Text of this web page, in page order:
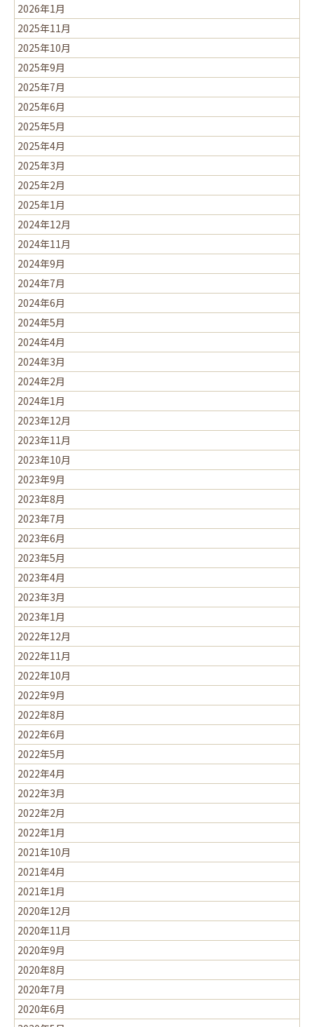
2026年1月
2025年11月
2025年10月
2025年9月
2025年7月
2025年6月
2025年5月
2025年4月
2025年3月
2025年2月
2025年1月
2024年12月
2024年11月
2024年9月
2024年7月
2024年6月
2024年5月
2024年4月
2024年3月
2024年2月
2024年1月
2023年12月
2023年11月
2023年10月
2023年9月
2023年8月
2023年7月
2023年6月
2023年5月
2023年4月
2023年3月
2023年1月
2022年12月
2022年11月
2022年10月
2022年9月
2022年8月
2022年6月
2022年5月
2022年4月
2022年3月
2022年2月
2022年1月
2021年10月
2021年4月
2021年1月
2020年12月
2020年11月
2020年9月
2020年8月
2020年7月
2020年6月